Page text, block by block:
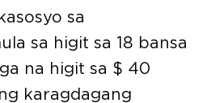
sa
sa higit sa 18 bansa
na higit sa $ 40
karagdagang